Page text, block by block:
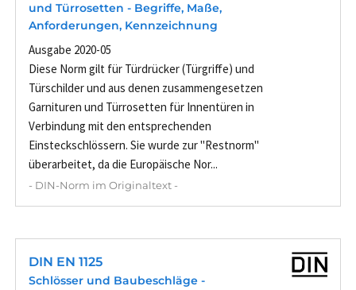
und Türrosetten - Begriffe, Maße,
Anforderungen, Kennzeichnung
Ausgabe 2020-05
Diese Norm gilt für Türdrücker (Türgriffe) und
Türschilder und aus denen zusammengesetzen
Garnituren und Türrosetten für Innentüren in
Verbindung mit den entsprechenden
Einsteckschlössern. Sie wurde zur "Restnorm"
überarbeitet, da die Europäische Nor...
- DIN-Norm im Originaltext -
DIN EN 1125
Schlösser und Baubeschläge -